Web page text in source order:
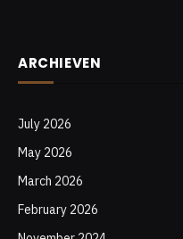
ARCHIEVEN
July 2026
May 2026
March 2026
February 2026